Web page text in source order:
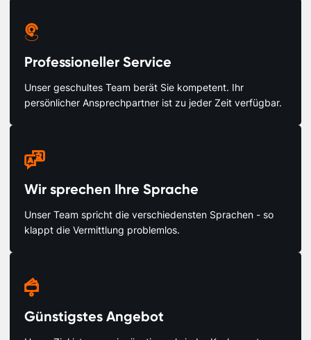

Professioneller Service
Unser geschultes Team berät Sie kompetent. Ihr
persönlicher Ansprechpartner ist zu jeder Zeit verfügbar.

Wir sprechen Ihre Sprache
Unser Team spricht die verschiedensten Sprachen - so
klappt die Vermittlung problemlos.

Günstigstes Angebot